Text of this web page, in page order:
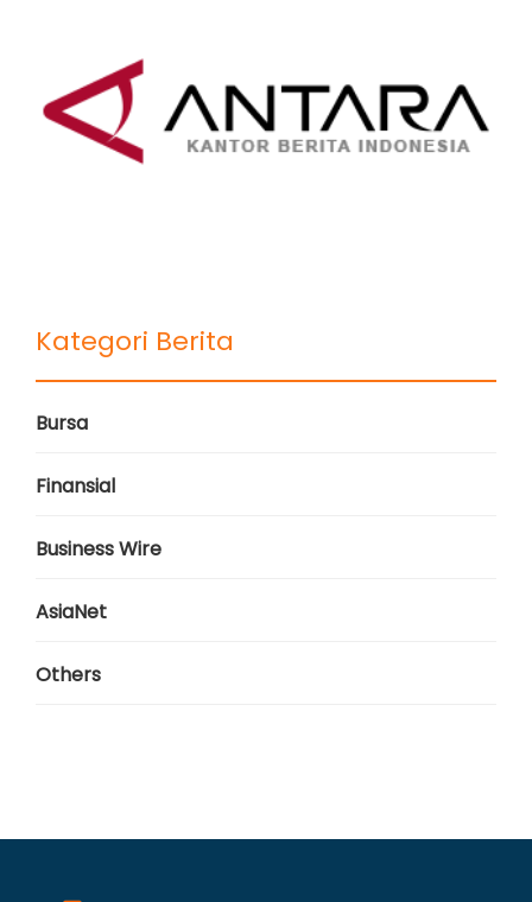
Kategori Berita
Bursa
Finansial
Business Wire
AsiaNet
Others